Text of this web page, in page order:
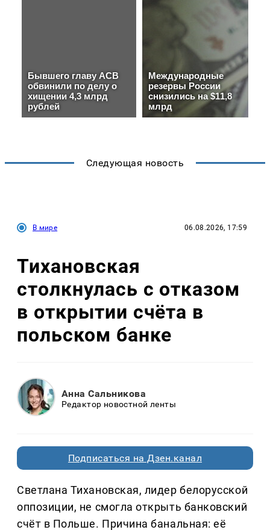
Следующая новость
В мире 06.08.2026, 17:59
Тихановская
столкнулась с отказом
в открытии счёта в
польском банке
Анна Сальникова
Редактор новостной ленты
Подписаться на Дзен.канал
Светлана Тихановская, лидер белорусской
оппозиции, не смогла открыть банковский
счёт в Польше. Причина банальная: её